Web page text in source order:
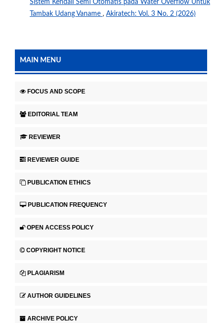
Sistem Kendali Semi Otomatis pada Water Overflow Untuk
Tambak Udang Vaname , Akiratech: Vol. 3 No. 2 (2026)
MAIN MENU
FOCUS AND SCOPE
EDITORIAL TEAM
REVIEWER
REVIEWER GUIDE
PUBLICATION ETHICS
PUBLICATION FREQUENCY
OPEN ACCESS POLICY
COPYRIGHT NOTICE
PLAGIARISM
AUTHOR GUIDELINES
ARCHIVE POLICY